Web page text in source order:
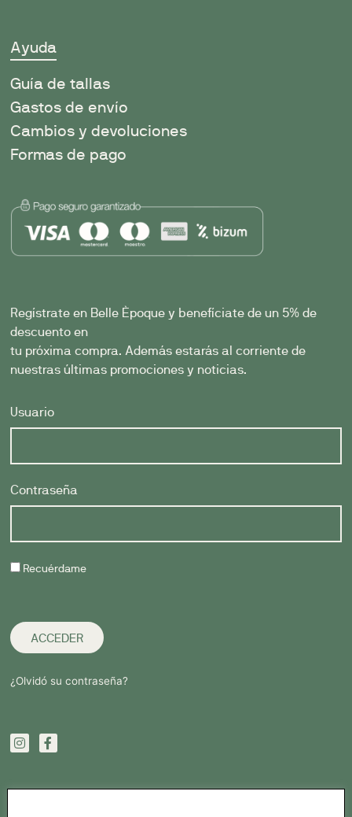
Ayuda
Guía de tallas
Gastos de envío
Cambios y devoluciones
Formas de pago
Regístrate en Belle Èpoque y benefíciate de un 5% de
descuento en
tu próxima compra. Además estarás al corriente de
nuestras últimas promociones y noticias.
Usuario
Contraseña
Recuérdame
ACCEDER
¿Olvidó su contraseña?